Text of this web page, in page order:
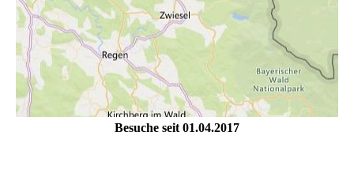
Besuche seit 01.04.2017